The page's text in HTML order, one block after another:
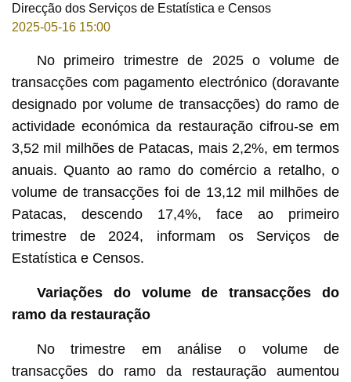
Direcção dos Serviços de Estatística e Censos
2025-05-16 15:00
No primeiro trimestre de 2025 o volume de
transacções com pagamento electrónico (doravante
designado por volume de transacções) do ramo de
actividade económica da restauração cifrou-se em
3,52 mil milhões de Patacas, mais 2,2%, em termos
anuais. Quanto ao ramo do comércio a retalho, o
volume de transacções foi de 13,12 mil milhões de
Patacas, descendo 17,4%, face ao primeiro
trimestre de 2024, informam os Serviços de
Estatística e Censos.
Variações do volume de transacções do
ramo da restauração
No trimestre em análise o volume de
transacções do ramo da restauração aumentou